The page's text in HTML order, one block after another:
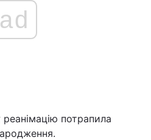
ad
потрапила